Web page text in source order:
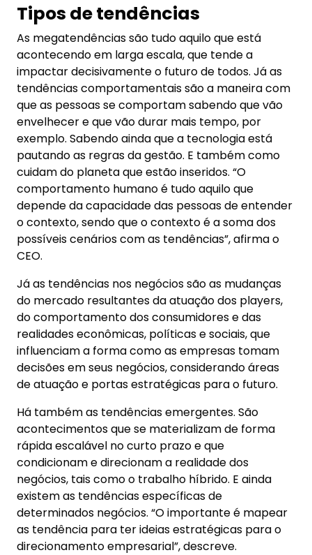
Tipos de tendências
As megatendências são tudo aquilo que está
acontecendo em larga escala, que tende a
impactar decisivamente o futuro de todos. Já as
tendências comportamentais são a maneira com
que as pessoas se comportam sabendo que vão
envelhecer e que vão durar mais tempo, por
exemplo. Sabendo ainda que a tecnologia está
pautando as regras da gestão. E também como
cuidam do planeta que estão inseridos. “O
comportamento humano é tudo aquilo que
depende da capacidade das pessoas de entender
o contexto, sendo que o contexto é a soma dos
possíveis cenários com as tendências”, afirma o
CEO.
Já as tendências nos negócios são as mudanças
do mercado resultantes da atuação dos players,
do comportamento dos consumidores e das
realidades econômicas, políticas e sociais, que
influenciam a forma como as empresas tomam
decisões em seus negócios, considerando áreas
de atuação e portas estratégicas para o futuro.
Há também as tendências emergentes. São
acontecimentos que se materializam de forma
rápida escalável no curto prazo e que
condicionam e direcionam a realidade dos
negócios, tais como o trabalho híbrido. E ainda
existem as tendências específicas de
determinados negócios. “O importante é mapear
as tendência para ter ideias estratégicas para o
direcionamento empresarial”, descreve.